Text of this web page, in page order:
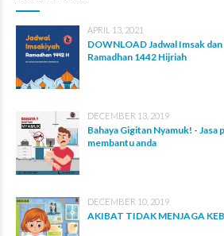
APRIL 13, 2021
DOWNLOAD Jadwal Imsak
Ramadhan 1442 Hijriah
DECEMBER 13, 2019
Bahaya Gigitan Nyamuk! -
membantu anda
DECEMBER 10, 2019
AKIBAT TIDAK MENJAGA